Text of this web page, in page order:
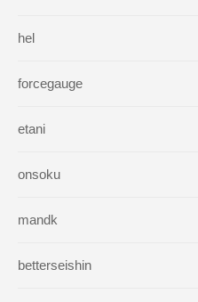
hel
forcegauge
etani
onsoku
mandk
betterseishin